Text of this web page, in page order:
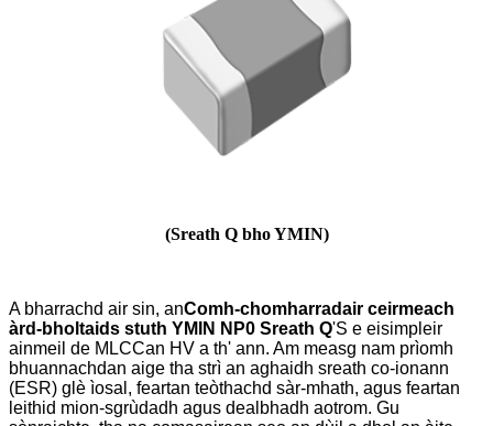
(Sreath Q bho YMIN)
A bharrachd air sin, anComh-chomharradair ceirmeach
àrd-bholtaids stuth YMIN NP0 Sreath Q'S e eisimpleir
ainmeil de MLCCan HV a th' ann. Am measg nam prìomh
bhuannachdan aige tha strì an aghaidh sreath co-ionann
(ESR) glè ìosal, feartan teòthachd sàr-mhath, agus feartan
leithid mion-sgrùdadh agus dealbhadh aotrom. Gu